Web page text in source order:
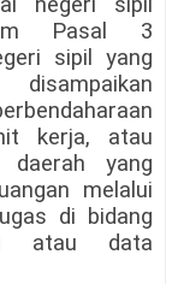
Pasal 3
sipil yang
kerja, atau
daerah yang
melalui
di bidang
atau data